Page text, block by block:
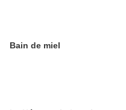
Bain de miel